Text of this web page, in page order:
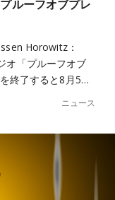
ルーフオブプレ
Horowitz：
オ「プルーフオブ
終了すると8月5…
ニュース